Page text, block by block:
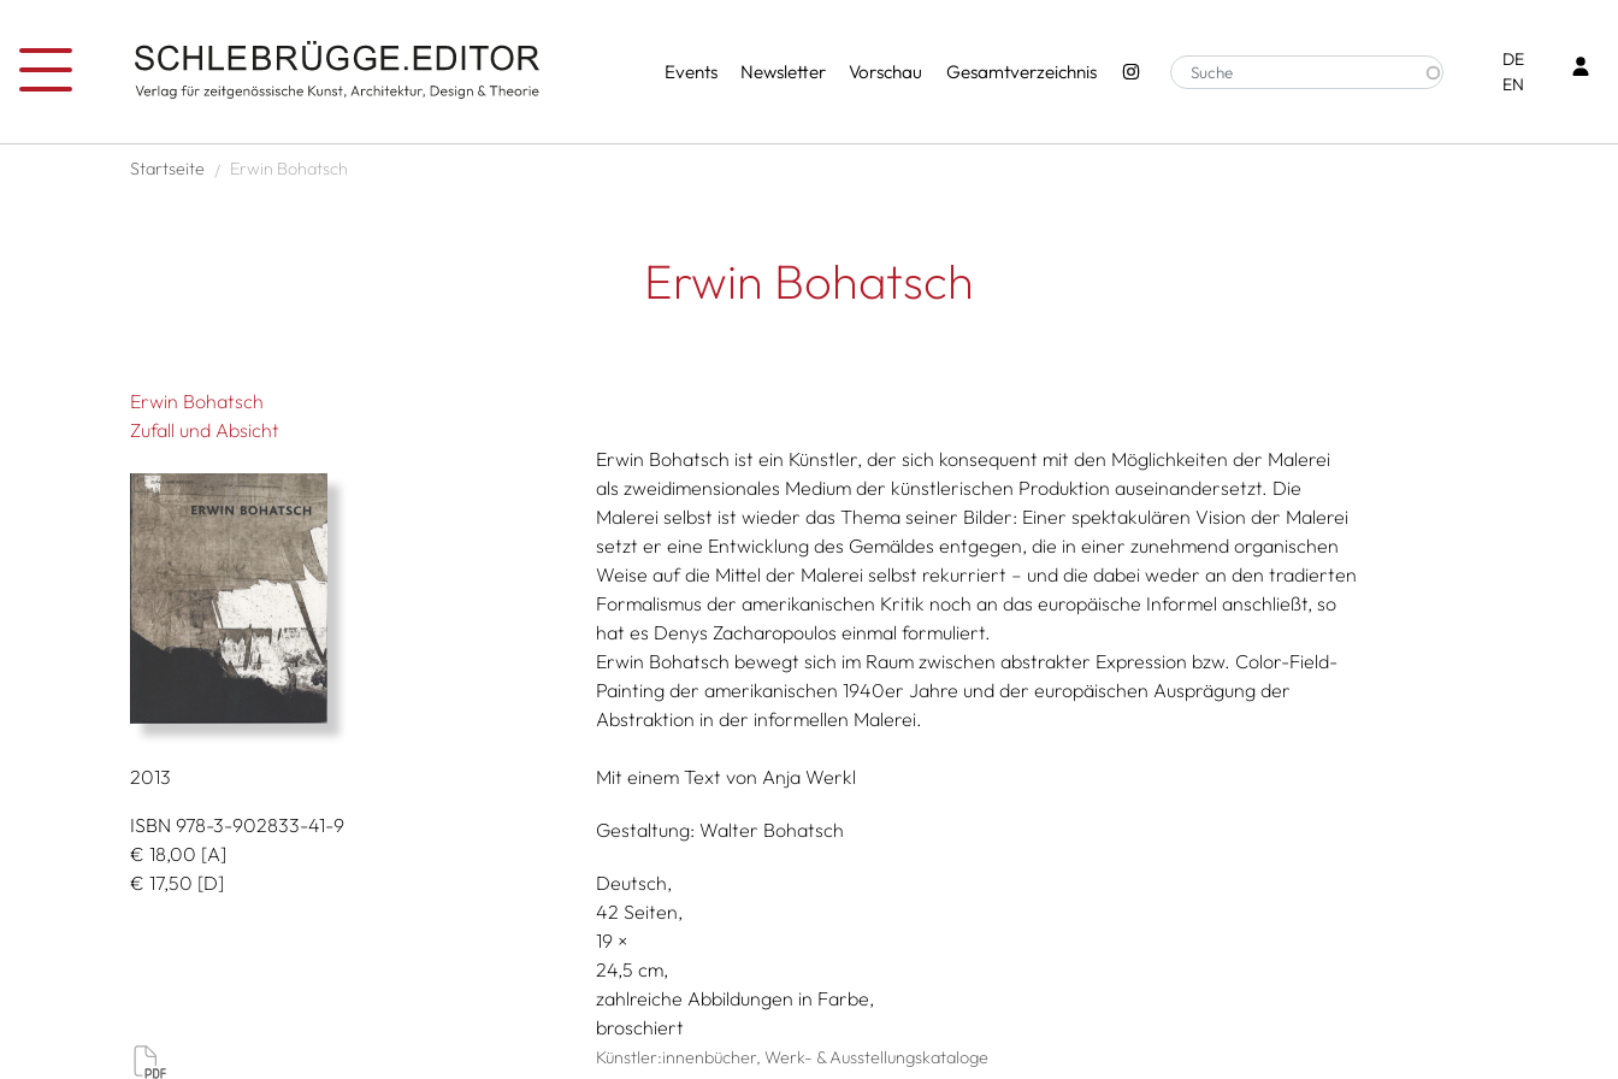
Services
Events Newsletter Vorschau Gesamtverzeichnis
DE
EN
Pfadnavigation
Startseite Erwin Bohatsch
Erwin Bohatsch
Erwin Bohatsch
Zufall und Absicht
2013
ISBN 978-3-902833-41-9
€ 18,00 [A]
€ 17,50 [D]
Erwin Bohatsch ist ein Künstler, der sich konsequent mit den Möglichkeiten der Malerei
als zweidimensionales Medium der künstlerischen Produktion auseinandersetzt. Die
Malerei selbst ist wieder das Thema seiner Bilder: Einer spektakulären Vision der Malerei
setzt er eine Entwicklung des Gemäldes entgegen, die in einer zunehmend organischen
Weise auf die Mittel der Malerei selbst rekurriert – und die dabei weder an den tradierten
Formalismus der amerikanischen Kritik noch an das europäische Informel anschließt, so
hat es Denys Zacharopoulos einmal formuliert.
Erwin Bohatsch bewegt sich im Raum zwischen abstrakter Expression bzw. Color-Field-
Painting der amerikanischen 1940er Jahre und der europäischen Ausprägung der
Abstraktion in der informellen Malerei.
Mit einem Text von Anja Werkl
Gestaltung: Walter Bohatsch
Deutsch
42 Seiten,
19
24,5
zahlreiche Abbildungen in Farbe
broschiert
Künstler:innenbücher, Werk- & Ausstellungskataloge